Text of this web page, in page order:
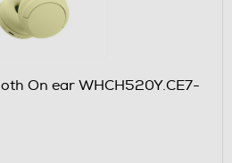
On ear WHCH520Y.CE7-